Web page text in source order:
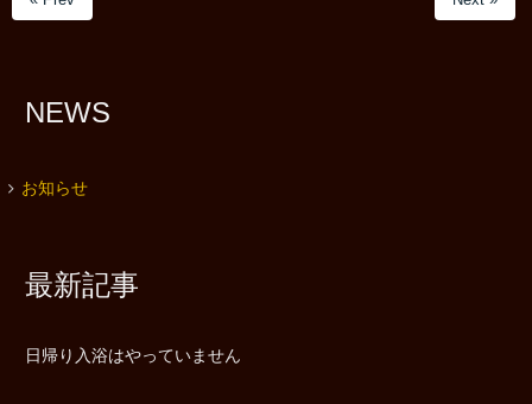
NEWS
お知らせ
最新記事
日帰り入浴はやっていません